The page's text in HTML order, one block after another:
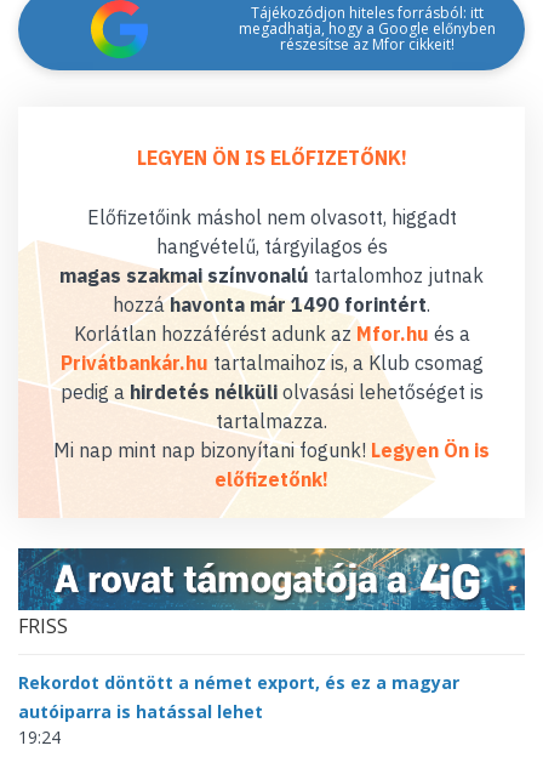
Tájékozódjon hiteles forrásból: itt
megadhatja, hogy a Google előnyben
részesítse az Mfor cikkeit!
LEGYEN ÖN IS ELŐFIZETŐNK!
Előfizetőink máshol nem olvasott, higgadt
hangvételű, tárgyilagos és
magas szakmai színvonalú tartalomhoz jutnak
hozzáhavonta már 1490 forintért.
Korlátlan hozzáférést adunk az Mfor.hu és a
Privátbankár.hu tartalmaihoz is, a Klub csomag
pedig a hirdetés nélküliolvasási lehetőséget is
tartalmazza.
Mi nap mint nap bizonyítani fogunk! Legyen Ön is
előfizetőnk!
FRISS
Rekordot döntött a német export, és ez a magyar
autóiparra is hatással lehet
19:24